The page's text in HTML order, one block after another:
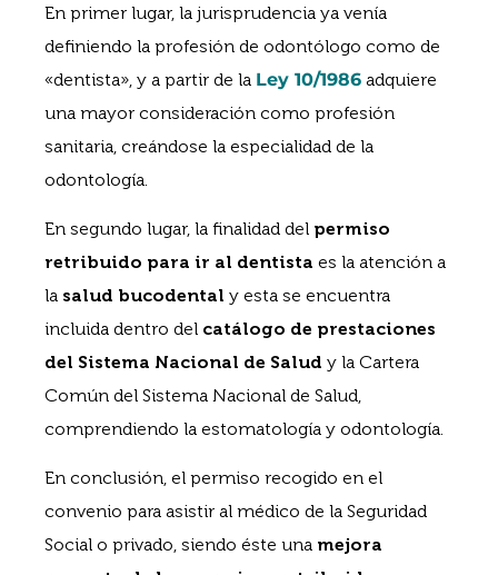
En primer lugar, la jurisprudencia ya venía
definiendo la profesión de odontólogo como de
«dentista», y a partir de la Ley 10/1986 adquiere
una mayor consideración como profesión
sanitaria, creándose la especialidad de la
odontología.
En segundo lugar, la finalidad del permiso
retribuido para ir al dentista es la atención a
la salud bucodental y esta se encuentra
incluida dentro del catálogo de prestaciones
del Sistema Nacional de Salud y la Cartera
Común del Sistema Nacional de Salud,
comprendiendo la estomatología y odontología.
En conclusión, el permiso recogido en el
convenio para asistir al médico de la Seguridad
Social o privado, siendo éste una mejora